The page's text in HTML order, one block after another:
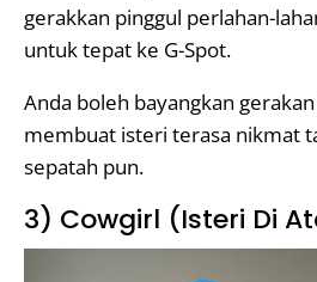
gerakkan pinggul perlahan-
untuk tepat ke G-Spot.
Anda boleh bayangkan
membuat isteri terasa nikmat
sepatah pun.
3) Cowgirl (Isteri Di